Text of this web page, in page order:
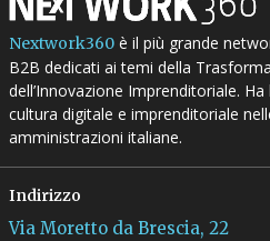
Nextwork360è il più grande
B2B dedicati ai temi della
dell’Innovazione Imprenditoriale.
cultura digitale e imprenditoriale
amministrazioni italiane.
Indirizzo
Via Moretto da Brescia, 22